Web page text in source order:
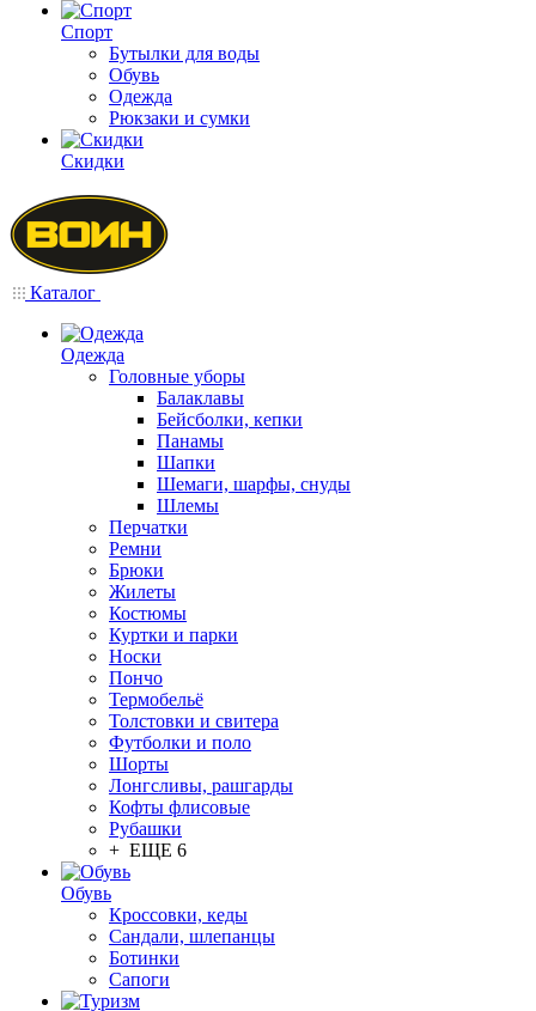
Спорт
Бутылки для воды
Обувь
Одежда
Рюкзаки и сумки
Скидки
Каталог
Одежда
Головные уборы
Балаклавы
Бейсболки, кепки
Панамы
Шапки
Шемаги, шарфы, снуды
Шлемы
Перчатки
Ремни
Брюки
Жилеты
Костюмы
Куртки и парки
Носки
Пончо
Термобельё
Толстовки и свитера
Футболки и поло
Шорты
Лонгсливы, рашгарды
Кофты флисовые
Рубашки
+ ЕЩЕ 6
Обувь
Кроссовки, кеды
Сандали, шлепанцы
Ботинки
Сапоги